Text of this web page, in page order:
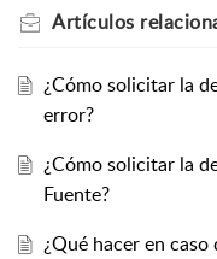
Artículos
¿Cómo solicitar la
error?
¿Cómo solicitar la
Fuente?
¿Qué hacer en caso